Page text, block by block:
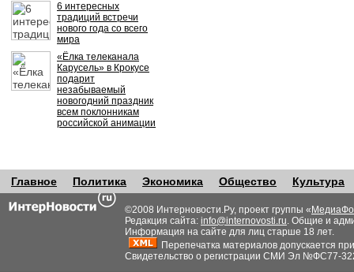
6 интересных
традиций встречи
нового года со всего
мира
«Ёлка телеканала
Карусель» в Крокусе
подарит
незабываемый
новогодний праздник
всем поклонникам
российской анимации
Главное Политика Экономика Общество Культура
©2008 Интерновости.Ру, проект группы «
Редакция сайта: info@internovosti.ru. Общие и
Информация на сайте для лиц старше 18 лет.
Перепечатка материалов допускается
Свидетельство о регистрации СМИ Эл №ФС77-